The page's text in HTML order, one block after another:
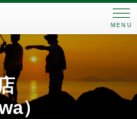
MENU
）